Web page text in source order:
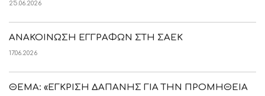
25.06.2026
ΑΝΑΚΟΙΝΩΣΗ ΕΓΓΡΑΦΩΝ ΣΤΗ ΣΑΕΚ
17.06.2026
ΘΕΜΑ: «ΕΓΚΡΙΣΗ ΔΑΠΑΝΗΣ ΓΙΑ ΤΗΝ ΠΡΟΜΗΘΕΙΑ